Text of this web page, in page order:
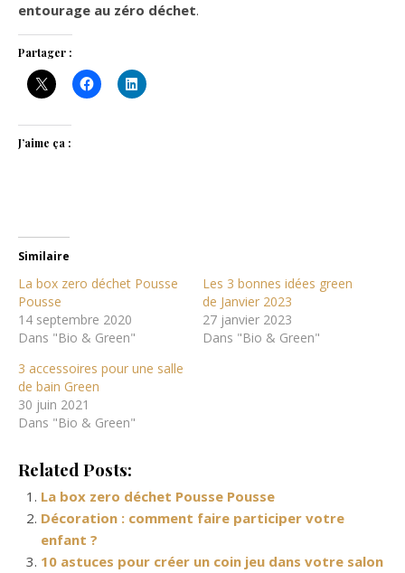
entourage au zéro déchet.
Partager :
J’aime ça :
Similaire
La box zero déchet Pousse
Pousse
14 septembre 2020
Dans "Bio & Green"
Les 3 bonnes idées green
de Janvier 2023
27 janvier 2023
Dans "Bio & Green"
3 accessoires pour une salle
de bain Green
30 juin 2021
Dans "Bio & Green"
Related Posts:
La box zero déchet Pousse Pousse
Décoration : comment faire participer votre
enfant ?
10 astuces pour créer un coin jeu dans votre salon